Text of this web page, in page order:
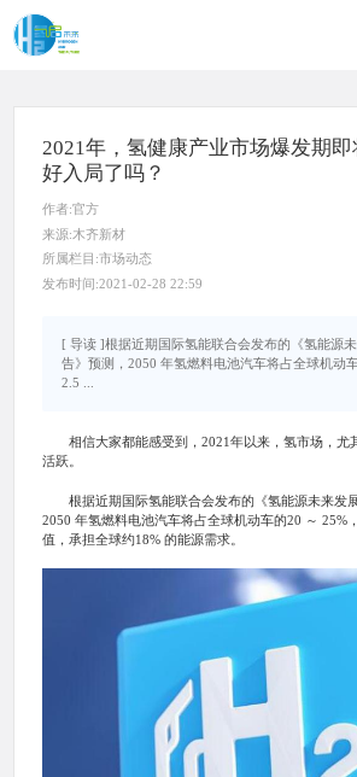
2021年，氢健康产业市场爆发期
好入局了吗？
作者:官方
来源:木齐新材
所属栏目:市场动态
发布时间:2021-02-28 22:59
[ 导读 ]根据近期国际氢能联合会发布的《氢能源
告》预测，2050 年氢燃料电池汽车将占全球机动
2.5 ...
相信大家都能感受到，2021年以来，氢市场，尤
活跃。
根据近期国际氢能联合会发布的《氢能源未来发
2050 年氢燃料电池汽车将占全球机动车的20 ～ 25%
值，承担全球约18% 的能源需求。